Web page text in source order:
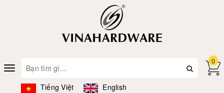
Toggle
navigation
Tiếng Việt English
0